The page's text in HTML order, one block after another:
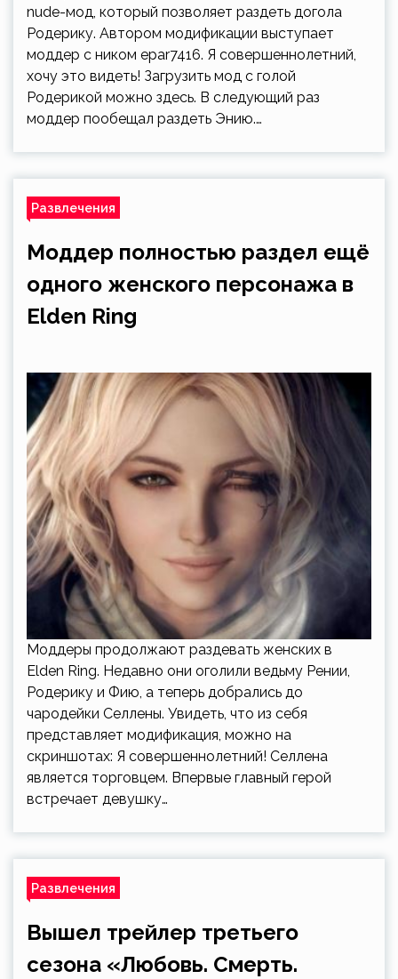
nude-мод, который позволяет раздеть догола
Родерику. Автором модификации выступает
моддер с ником epar7416. Я совершеннолетний,
хочу это видеть! Загрузить мод с голой
Родерикой можно здесь. В следующий раз
моддер пообещал раздеть Энию.…
Развлечения
Моддер полностью раздел ещё
одного женского персонажа в
Elden Ring
Моддеры продолжают раздевать женских в
Elden Ring. Недавно они оголили ведьму Рении,
Родерику и Фию, а теперь добрались до
чародейки Селлены. Увидеть, что из себя
представляет модификация, можно на
скриншотах: Я совершеннолетний! Селлена
является торговцем. Впервые главный герой
встречает девушку…
Развлечения
Вышел трейлер третьего
сезона «Любовь. Смерть.